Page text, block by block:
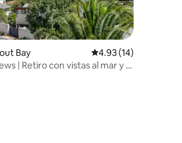
de 5, 72 reseñas
Bay Calificación
4.93 (14)
| Retiro con vistas al mar y a